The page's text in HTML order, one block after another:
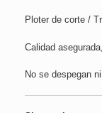
Ploter de corte /
Calidad
No se despegan